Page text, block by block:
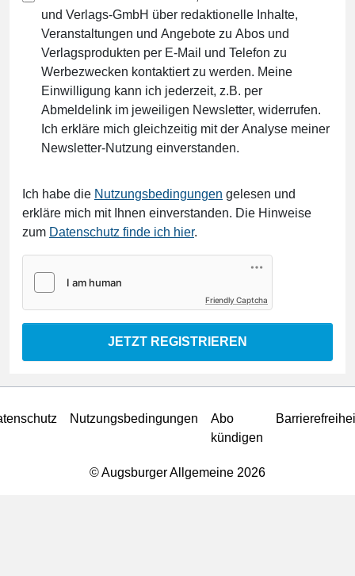
und Verlags-GmbH über redaktionelle Inhalte,
Veranstaltungen und Angebote zu Abos und
Verlagsprodukten per E-Mail und Telefon zu
Werbezwecken kontaktiert zu werden. Meine
Einwilligung kann ich jederzeit, z.B. per
Abmeldelink im jeweiligen Newsletter, widerrufen.
Ich erkläre mich gleichzeitig mit der Analyse meiner
Newsletter-Nutzung einverstanden.
Ich habe die Nutzungsbedingungen gelesen und
erkläre mich mit Ihnen einverstanden. Die Hinweise
zum Datenschutz finde ich hier.
Friendly Captcha
JETZT REGISTRIEREN
Nutzungsbedingungen
Abo
kündigen
© Augsburger Allgemeine 2026